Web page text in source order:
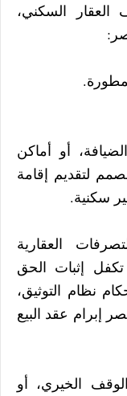
العقار السكني،
أو أماكن
لتقديم إقامة
سكنية.
العقارية
تكفل إثبات الحق
نظام التوثيق،
إبرام عقد البيع
الخيري، أو